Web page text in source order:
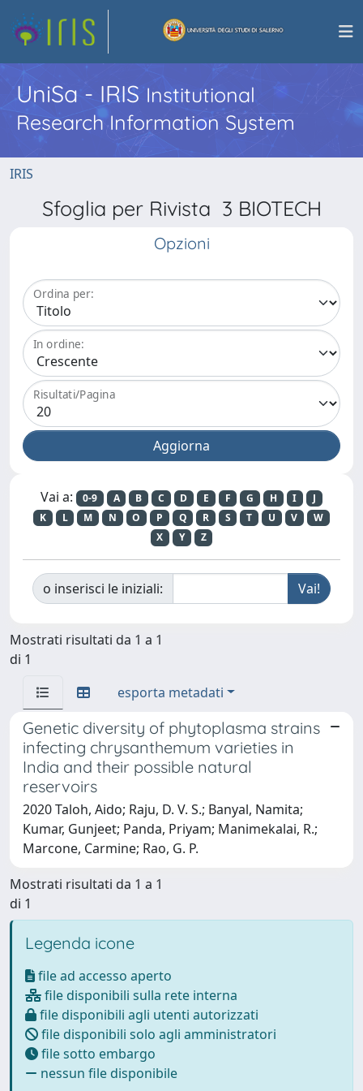
UniSa - IRISInstitutional
Research Information System
IRIS
Sfoglia per Rivista 3 BIOTECH
Opzioni
Ordina per:
In ordine:
Risultati/Pagina
Vai a: 0-9 A B C D E F G H I
J
K
L M N O P Q R S T U V
W
X
Y Z
o inserisci le iniziali:
Mostrati risultati da 1 a 1
di 1
esporta metadati
Genetic diversity of phytoplasma strains
infecting chrysanthemum varieties in
India and their possible natural
reservoirs
2020 Taloh, Aido; Raju, D. V. S.; Banyal, Namita;
Kumar, Gunjeet; Panda, Priyam; Manimekalai, R.;
Marcone, Carmine; Rao, G. P.
Mostrati risultati da 1 a 1
di 1
Legenda icone
file ad accesso aperto
file disponibili sulla rete interna
file disponibili agli utenti autorizzati
file disponibili solo agli amministratori
file sotto embargo
nessun file disponibile